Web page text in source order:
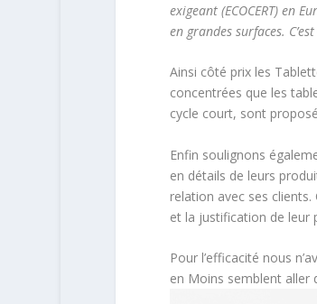
exigeant (ECOCERT) en
en grandes surfaces.
Ainsi côté prix les
concentrées que les
cycle court, sont
Enfin soulignons
en détails de leurs
relation avec ses clients.
et la justification de leur
Pour l’efficacité nous
en Moins semblent aller